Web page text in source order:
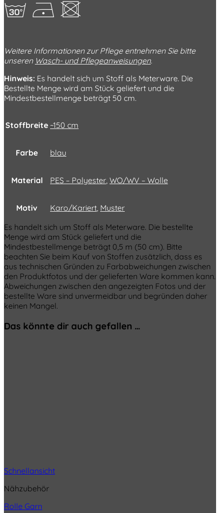
gDU
Weitere Informationen zur Pflege entnehmen Sie bitte
unseren Wasch- und Pflegeanweisungen.
Hinweis: Es handelt sich um Stoff als Meterware. Die
Bestellte Menge wird am Stück geliefert und die
Mindestbestellmenge beträgt 50 cm.
Stoffbreite ~150 cm
Farbe blau
Material PES – Polyester WO/WV – Wolle
Motiv Karo/Kariert Muster
Es handelt sich um Stoff als Meterware. Die bestellte
Menge wird am Stück geliefert und die
Mindestbestellmenge beträgt 0,5 m (50 cm). Bitte
beachten Sie beim Kauf von Stoffen zusätzlich, dass es
aus technischen Gründen zu Farbabweichungen zwischen
den Produktfotos und der gelieferten Ware kommen kann.
Abweichungen zwischen den angezeigten Fotos und der
bestellte Ware sind unvermeidbar und begründen daher
keinen Mangel.
Das könnte dir auch gefallen …
Schnellansicht
Nähzubehör
Rolle Garn